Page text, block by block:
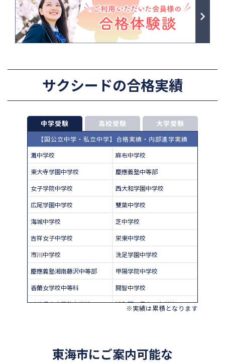
サクシードの合格実績
中学受験 高校受験 大学受験
【国公立中学・私立中学】合格実績・内部進学実績
灘中学校
麻布中学校
東大寺学園中学校
慶應義塾中等部
女子学院中学校
西大和学園中学校
広尾学園中学校
雙葉中学校
海城中学校
芝中学校
吉祥女子中学校
栄東中学校
市川中学校
洗足学園中学校
慶應義塾湘南藤沢中等部
甲陽学院中学校
香蘭女学校中等科
開智中学校
千葉県立東葛飾中学校
浦和明の星女子中学校
須磨学園中学校
北嶺中学校
※実績は累積となります
東海市にご案内可能な